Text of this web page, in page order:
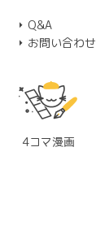
Q&A
お問い合わせ
4コマ漫画